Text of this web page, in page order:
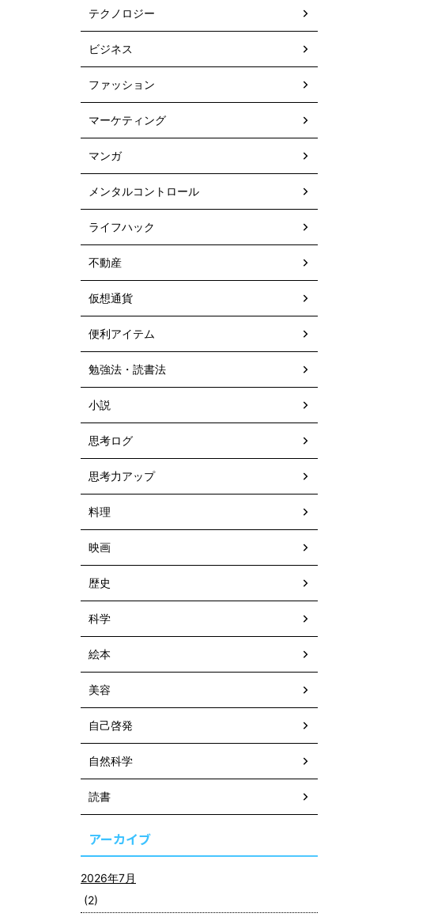
テクノロジー
ビジネス
ファッション
マーケティング
マンガ
メンタルコントロール
ライフハック
不動産
仮想通貨
便利アイテム
勉強法・読書法
小説
思考ログ
思考力アップ
料理
映画
歴史
科学
絵本
美容
自己啓発
自然科学
読書
アーカイブ
2026年7月
(2)